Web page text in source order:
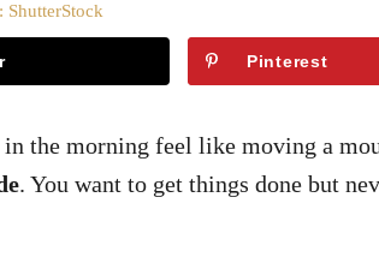
ShutterStock
Pinterest
the morning feel like moving a
. You want to get things done but